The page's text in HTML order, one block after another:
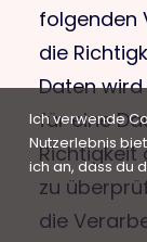
folgenden
die
Daten
für eine
Richtigkeit
zu
die
Ich verwende
Nutzerlebnis
ich an, dass du